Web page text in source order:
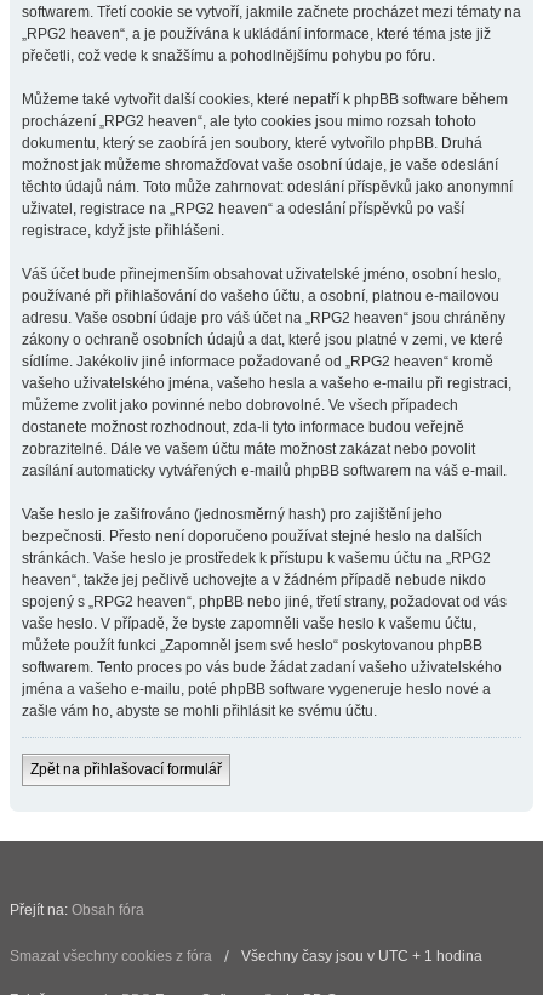
softwarem. Třetí cookie se vytvoří, jakmile začnete procházet mezi tématy na
„RPG2 heaven“, a je používána k ukládání informace, které téma jste již
přečetli, což vede k snažšímu a pohodlnějšímu pohybu po fóru.
Můžeme také vytvořit další cookies, které nepatří k phpBB software během
procházení „RPG2 heaven“, ale tyto cookies jsou mimo rozsah tohoto
dokumentu, který se zaobírá jen soubory, které vytvořilo phpBB. Druhá
možnost jak můžeme shromažďovat vaše osobní údaje, je vaše odeslání
těchto údajů nám. Toto může zahrnovat: odeslání příspěvků jako anonymní
uživatel, registrace na „RPG2 heaven“ a odeslání příspěvků po vaší
registrace, když jste přihlášeni.
Váš účet bude přinejmenším obsahovat uživatelské jméno, osobní heslo,
používané při přihlašování do vašeho účtu, a osobní, platnou e-mailovou
adresu. Vaše osobní údaje pro váš účet na „RPG2 heaven“ jsou chráněny
zákony o ochraně osobních údajů a dat, které jsou platné v zemi, ve které
sídlíme. Jakékoliv jiné informace požadované od „RPG2 heaven“ kromě
vašeho uživatelského jména, vašeho hesla a vašeho e-mailu při registraci,
můžeme zvolit jako povinné nebo dobrovolné. Ve všech případech
dostanete možnost rozhodnout, zda-li tyto informace budou veřejně
zobrazitelné. Dále ve vašem účtu máte možnost zakázat nebo povolit
zasílání automaticky vytvářených e-mailů phpBB softwarem na váš e-mail.
Vaše heslo je zašifrováno (jednosměrný hash) pro zajištění jeho
bezpečnosti. Přesto není doporučeno používat stejné heslo na dalších
stránkách. Vaše heslo je prostředek k přístupu k vašemu účtu na „RPG2
heaven“, takže jej pečlivě uchovejte a v žádném případě nebude nikdo
spojený s „RPG2 heaven“, phpBB nebo jiné, třetí strany, požadovat od vás
vaše heslo. V případě, že byste zapomněli vaše heslo k vašemu účtu,
můžete použít funkci „Zapomněl jsem své heslo“ poskytovanou phpBB
softwarem. Tento proces po vás bude žádat zadaní vašeho uživatelského
jména a vašeho e-mailu, poté phpBB software vygeneruje heslo nové a
zašle vám ho, abyste se mohli přihlásit ke svému účtu.
Zpět na přihlašovací formulář
Přejít na: Obsah fóra
Smazat všechny cookies z fóra Všechny časy jsou v UTC + 1 hodina